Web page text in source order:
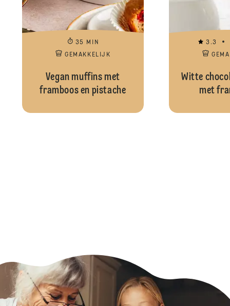
35 MIN
GEMAKKELIJK
Vegan muffins met
framboos en pistache
3.3
Witte
met